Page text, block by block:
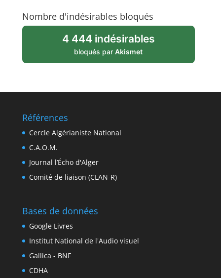
Nombre d'indésirables bloqués
4 444 indésirables
bloqués parAkismet
Références
Cercle Algérianiste National
C.A.O.M.
Journal l’Écho d'Alger
Comité de liaison (CLAN-R)
Bases de données
Google Livres
Institut National de l'Audio visuel
Gallica - BNF
CDHA